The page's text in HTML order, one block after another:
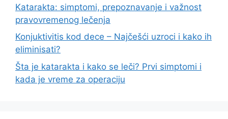
Katarakta: simptomi, prepoznavanje i važnost
pravovremenog lečenja
Konjuktivitis kod dece – Najčešći uzroci i kako ih
eliminisati?
Šta je katarakta i kako se leči? Prvi simptomi i
kada je vreme za operaciju